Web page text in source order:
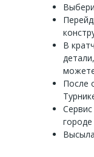
В
После